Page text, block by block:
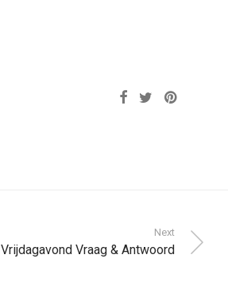
Next
Vrijdagavond Vraag & Antwoord